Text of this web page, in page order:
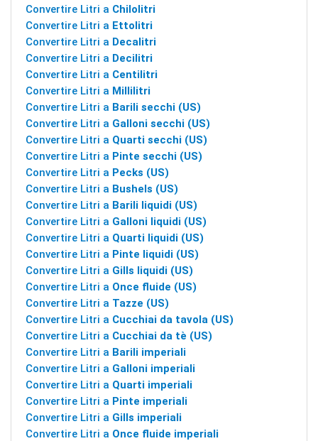
Convertire Litri a Chilolitri
Convertire Litri a Ettolitri
Convertire Litri a Decalitri
Convertire Litri a Decilitri
Convertire Litri a Centilitri
Convertire Litri a Millilitri
Convertire Litri a Barili secchi (US)
Convertire Litri a Galloni secchi (US)
Convertire Litri a Quarti secchi (US)
Convertire Litri a Pinte secchi (US)
Convertire Litri a Pecks (US)
Convertire Litri a Bushels (US)
Convertire Litri a Barili liquidi (US)
Convertire Litri a Galloni liquidi (US)
Convertire Litri a Quarti liquidi (US)
Convertire Litri a Pinte liquidi (US)
Convertire Litri a Gills liquidi (US)
Convertire Litri a Once fluide (US)
Convertire Litri a Tazze (US)
Convertire Litri a Cucchiai da tavola (US)
Convertire Litri a Cucchiai da tè (US)
Convertire Litri a Barili imperiali
Convertire Litri a Galloni imperiali
Convertire Litri a Quarti imperiali
Convertire Litri a Pinte imperiali
Convertire Litri a Gills imperiali
Convertire Litri a Once fluide imperiali